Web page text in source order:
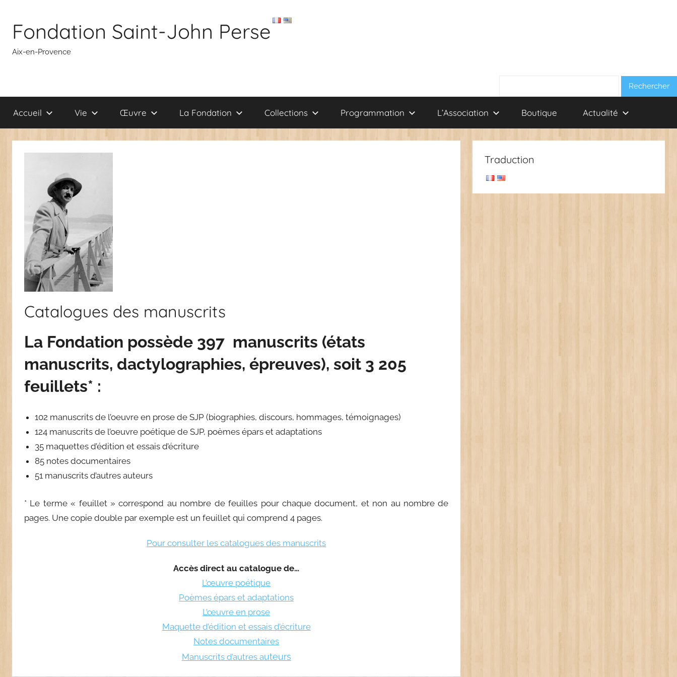
contenu
Fondation Saint-John Perse
Aix-en-Provence
Accueil Vie Œuvre La Fondation Collections Programmation L’Association Boutique Actualité
Catalogues des manuscrits
La Fondation possède 397 manuscrits (états
manuscrits, dactylographies, épreuves), soit 3 205
feuillets* :
102 manuscrits de l’oeuvre en prose de SJP (biographies, discours, hommages, témoignages)
124 manuscrits de l’oeuvre poétique de SJP, poèmes épars et adaptations
35 maquettes d’édition et essais d’écriture
85 notes documentaires
51 manuscrits d’autres auteurs
* Le terme « feuillet » correspond au nombre de feuilles pour chaque document, et non au nombre de
pages. Une copie double par exemple est un feuillet qui comprend 4 pages.
Pour consulter les catalogues des manuscrits
Accès direct au catalogue de…
L’œuvre poétique
Poèmes épars et adaptations
L’œuvre en prose
Maquette d’édition et essais d’écriture
Notes documentaires
Manuscrits d’autres auteurs
Traduction